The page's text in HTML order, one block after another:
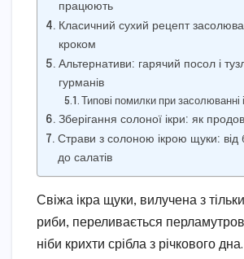
працюють
Класичний сухий рецепт
кроком
Альтернативи: гарячий посол і
гурманів
Типові помилки при засолюванні
Зберігання солоної ікри: як
Страви з солоною ікрою щуки: від
до салатів
Свіжа ікра щуки, вилучена з
риби, переливається
ніби крихти срібла з річкового